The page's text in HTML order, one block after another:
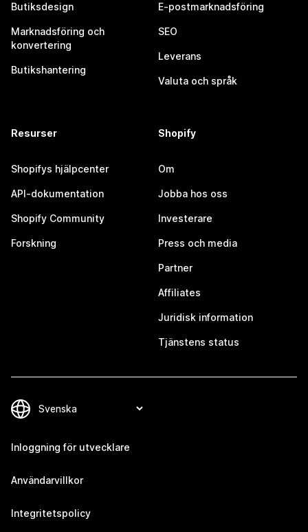
Butiksdesign
Marknadsföring och
konvertering
Butikshantering
E-postmarknadsföring
SEO
Leverans
Valuta och språk
Resurser
Shopifys hjälpcenter
API-dokumentation
Shopify Community
Forskning
Shopify
Om
Jobba hos oss
Investerare
Press och media
Partner
Affiliates
Juridisk information
Tjänstens status
Inloggning för utvecklare
Användarvillkor
Integritetspolicy